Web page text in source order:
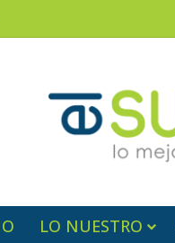
LO NUESTRO